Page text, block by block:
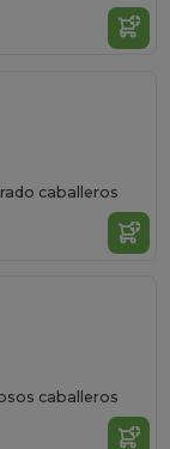
caballeros
caballeros